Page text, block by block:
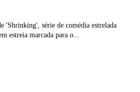
série de comédia estrelada
estreia marcada para o...